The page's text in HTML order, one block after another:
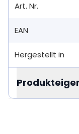
Art. Nr.
EAN
Hergestellt in